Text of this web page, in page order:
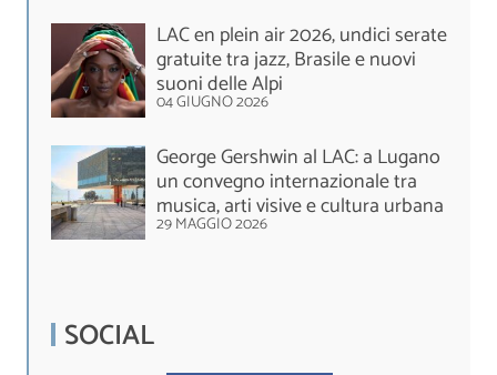
LAC en plein air 2026, undici serate
gratuite tra jazz, Brasile e nuovi
suoni delle Alpi
04 GIUGNO 2026
George Gershwin al LAC: a Lugano
un convegno internazionale tra
musica, arti visive e cultura urbana
29 MAGGIO 2026
SOCIAL